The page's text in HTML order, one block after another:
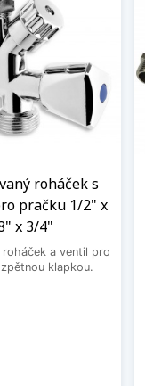
roháček s
pračku 1/2" x
x 3/4"
roháček a ventil pro
klapkou.